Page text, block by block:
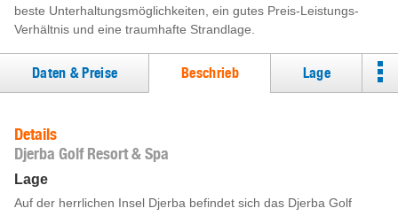
beste Unterhaltungsmöglichkeiten, ein gutes Preis-Leistungs-
Verhältnis und eine traumhafte Strandlage.
Daten & Preise Beschrieb Lage
Details
Djerba Golf Resort & Spa
Lage
Auf der herrlichen Insel Djerba befindet sich das Djerba Golf